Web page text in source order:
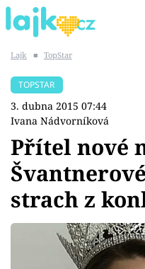
SHOPAHOLICADEL
Témata
Showbyznys
Youtubeři
Lajk ■ TopStar
TOPSTAR
3. dubna 2015 07:44
Ivana Nádvorníková
Přítel nové
strach z